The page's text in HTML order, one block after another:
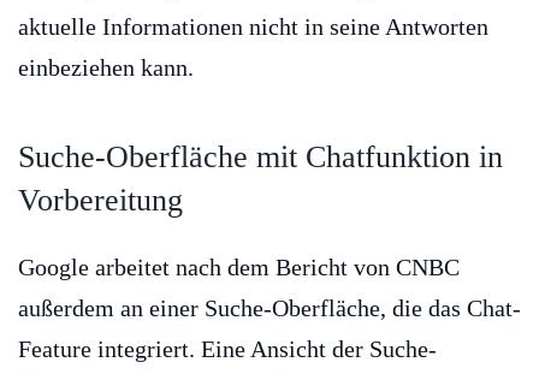
aktuelle Informationen nicht in seine Antworten
einbeziehen kann.
Suche-Oberfläche mit Chatfunktion in
Vorbereitung
Google arbeitet nach dem Bericht von CNBC
außerdem an einer Suche-Oberfläche, die das Chat-
Feature integriert. Eine Ansicht der Suche-